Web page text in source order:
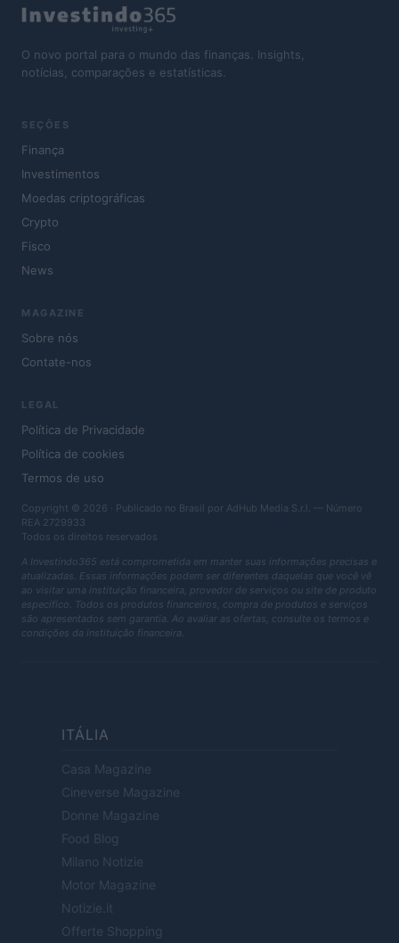
O novo portal para o mundo das finanças. Insights,
notícias, comparações e estatísticas.
SEÇÕES
Finança
Investimentos
Moedas criptográficas
Crypto
Fisco
News
MAGAZINE
Sobre nós
Contate-nos
LEGAL
Política de Privacidade
Política de cookies
Termos de uso
Copyright © 2026 · Publicado no Brasil por AdHub Media S.r.l. — Número
REA 2729933
Todos os direitos reservados
A Investindo365 está comprometida em manter suas informações precisas e
atualizadas. Essas informações podem ser diferentes daquelas que você vê
ao visitar uma instituição financeira, provedor de serviços ou site de produto
específico. Todos os produtos financeiros, compra de produtos e serviços
são apresentados sem garantia. Ao avaliar as ofertas, consulte os termos e
condições da instituição financeira.
ITÁLIA
Casa Magazine
Cineverse Magazine
Donne Magazine
Food Blog
Milano Notizie
Motor Magazine
Notizie.it
Offerte Shopping